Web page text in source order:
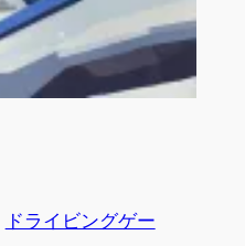
ドライビングゲー